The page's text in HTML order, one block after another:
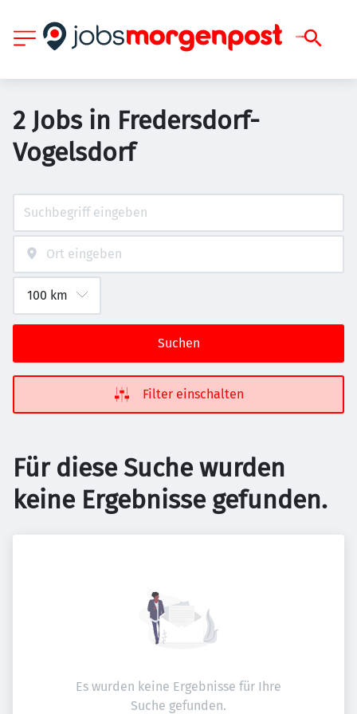
2 Jobs in Fredersdorf-
Vogelsdorf
Suchen
Filter einschalten
Für diese Suche wurden
keine Ergebnisse gefunden.
Es wurden keine Ergebnisse für Ihre
Suche gefunden.